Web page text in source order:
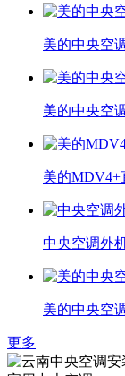
美的中央空
美的中央空
美的MDV4+
中央空调外
美的中央空
更多